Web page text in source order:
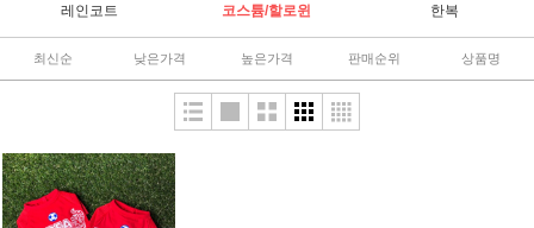
레인코트 코스튬/할로윈 한복
최신순 낮은가격 높은가격 판매순위 상품명